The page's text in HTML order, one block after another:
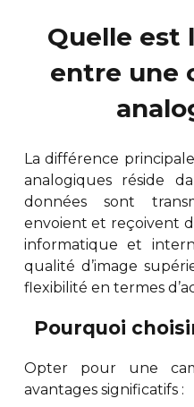
Quelle est
entre une
La différence
analogiques réside
données sont
envoient et reçoivent
informatique et
qualité d’image
flexibilité en termes
Pourquoi
Opter pour une
avantages significatifs :